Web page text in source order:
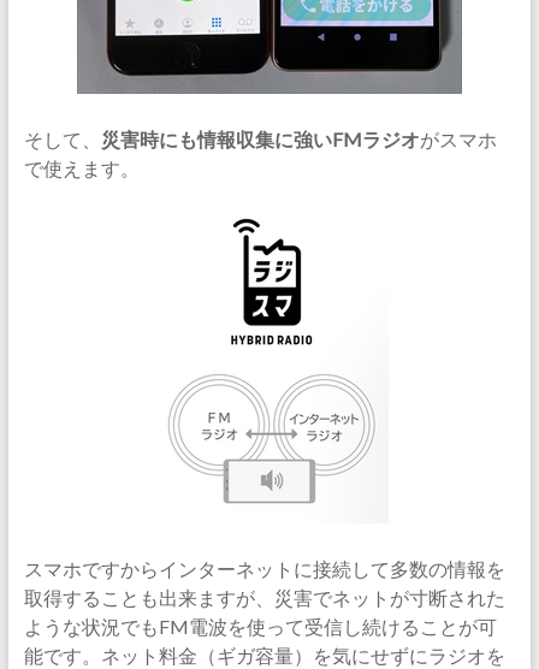
そして、 災害時にも情報収集に強いFMラジオがスマホ
で使えます。
スマホですからインターネットに接続して多数の情報を
取得することも出来ますが、災害でネットが寸断された
ような状況でもFM電波を使って受信し続けることが可
能です。ネット料金（ギガ容量）を気にせずにラジオを